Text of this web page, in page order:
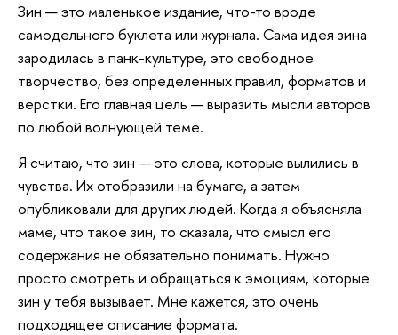
Зин — это маленькое издание, что-то вроде
самодельного буклета или журнала. Сама идея зина
зародилась в панк-культуре, это свободное
творчество, без определенных правил, форматов и
верстки. Его главная цель — выразить мысли авторов
по любой волнующей теме.
Я считаю, что зин — это слова, которые вылились в
чувства. Их отобразили на бумаге, а затем
опубликовали для других людей. Когда я объясняла
маме, что такое зин, то сказала, что смысл его
содержания не обязательно понимать. Нужно
просто смотреть и обращаться к эмоциям, которые
зин у тебя вызывает. Мне кажется, это очень
подходящее описание формата.